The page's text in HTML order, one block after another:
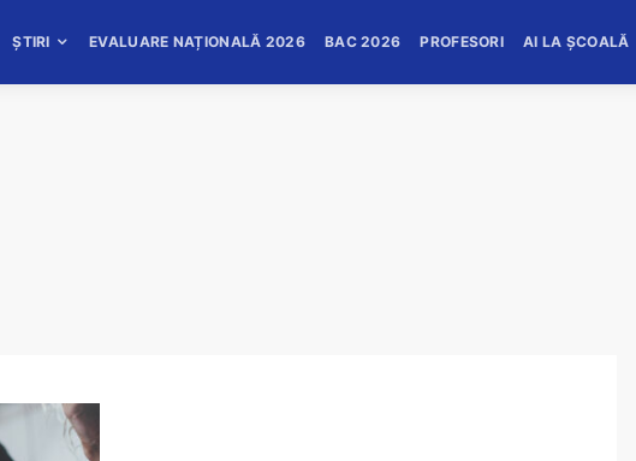
ȘTIRI EVALUARE NAȚIONALĂ 2026 BAC 2026 PROFESORI AI LA ȘCOALĂ